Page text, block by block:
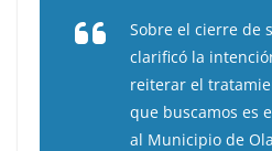
Sobre el cierre de
clarificó la
reiterar el
que buscamos es
al Municipio de